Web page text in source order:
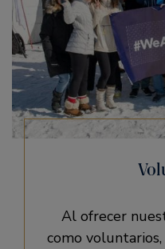
Al ofrecer
como